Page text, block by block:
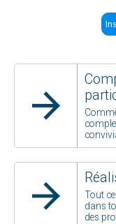
Tout
dans
des